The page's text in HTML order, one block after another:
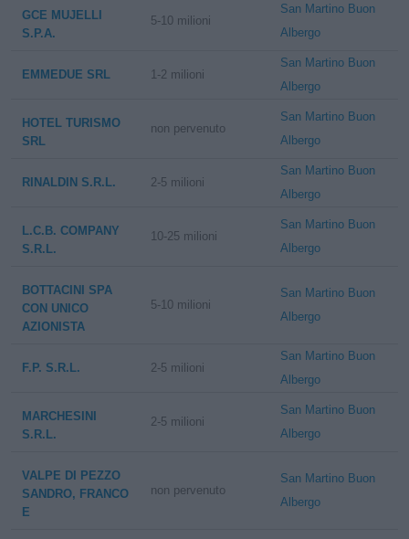
GCE MUJELLI
S.P.A.
5-10 milioni
San Martino Buon
Albergo
EMMEDUE SRL 1-2 milioni
San Martino Buon
Albergo
HOTEL TURISMO
SRL
non pervenuto
San Martino Buon
Albergo
RINALDIN S.R.L. 2-5 milioni
San Martino Buon
Albergo
L.C.B. COMPANY
S.R.L.
10-25 milioni
San Martino Buon
Albergo
BOTTACINI SPA
CON UNICO
AZIONISTA
5-10 milioni
San Martino Buon
Albergo
F.P. S.R.L. 2-5 milioni
San Martino Buon
Albergo
MARCHESINI
S.R.L.
2-5 milioni
San Martino Buon
Albergo
VALPE DI PEZZO
SANDRO, FRANCO
E
non pervenuto
San Martino Buon
Albergo